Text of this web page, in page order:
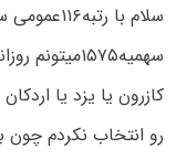
سلام با
کازرون یا یزد یا
رو انتخاب نکردم چون